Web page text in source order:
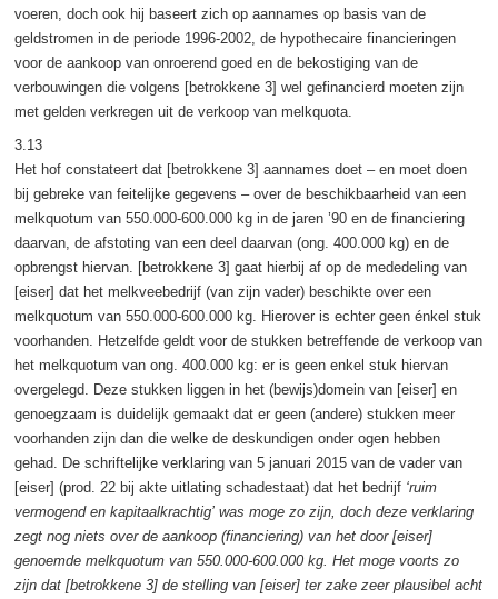
voeren, doch ook hij baseert zich op aannames op basis van de
geldstromen in de periode 1996-2002, de hypothecaire financieringen
voor de aankoop van onroerend goed en de bekostiging van de
verbouwingen die volgens [betrokkene 3] wel gefinancierd moeten zijn
met gelden verkregen uit de verkoop van melkquota.
3.13
Het hof constateert dat [betrokkene 3] aannames doet – en moet doen
bij gebreke van feitelijke gegevens – over de beschikbaarheid van een
melkquotum van 550.000-600.000 kg in de jaren ’90 en de financiering
daarvan, de afstoting van een deel daarvan (ong. 400.000 kg) en de
opbrengst hiervan. [betrokkene 3] gaat hierbij af op de mededeling van
[eiser] dat het melkveebedrijf (van zijn vader) beschikte over een
melkquotum van 550.000-600.000 kg. Hierover is echter geen énkel stuk
voorhanden. Hetzelfde geldt voor de stukken betreffende de verkoop van
het melkquotum van ong. 400.000 kg: er is geen enkel stuk hiervan
overgelegd. Deze stukken liggen in het (bewijs)domein van [eiser] en
genoegzaam is duidelijk gemaakt dat er geen (andere) stukken meer
voorhanden zijn dan die welke de deskundigen onder ogen hebben
gehad. De schriftelijke verklaring van 5 januari 2015 van de vader van
[eiser] (prod. 22 bij akte uitlating schadestaat) dat het bedrijf ‘ruim
vermogend en kapitaalkrachtig’ was moge zo zijn, doch deze verklaring
zegt nog niets over de aankoop (financiering) van het door [eiser]
genoemde melkquotum van 550.000-600.000 kg. Het moge voorts zo
zijn dat [betrokkene 3] de stelling van [eiser] ter zake zeer plausibel acht